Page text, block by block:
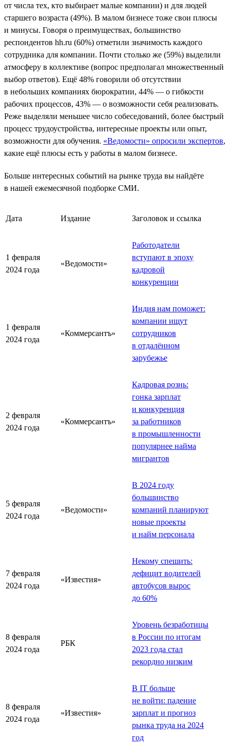
от числа тех, кто выбирает малые компании) и для людей
старшего возраста (49%). В малом бизнесе тоже свои плюсы
и минусы. Говоря о преимуществах, большинство
респондентов hh.ru (60%) отметили значимость каждого
сотрудника для компании. Почти столько же (59%) выделили
атмосферу в коллективе (вопрос предполагал множественный
выбор ответов). Ещё 48% говорили об отсутствии
в небольших компаниях бюрократии, 44% — о гибкости
рабочих процессов, 43% — о возможности себя реализовать.
Реже выделяли меньшее число собеседований, более быстрый
процесс трудоустройства, интересные проекты или опыт,
возможности для обучения. «Ведомости» опросили экспертов,
какие ещё плюсы есть у работы в малом бизнесе.
Больше интересных событий на рынке труда вы найдёте
в нашей ежемесячной подборке СМИ.
Дата Издание Заголовок и ссылка
1 февраля
2024 года
«Ведомости»
Работодатели
вступают в эпоху
кадровой
конкуренции
1 февраля
2024 года
«Коммерсантъ»
Индия нам поможет:
компании ищут
сотрудников
в отдалённом
зарубежье
2 февраля
2024 года
«Коммерсантъ»
Кадровая рознь:
гонка зарплат
и конкуренция
за работников
в промышленности
популярнее найма
мигрантов
5 февраля
2024 года
«Ведомости»
В 2024 году
большинство
компаний планируют
новые проекты
и найм персонала
7 февраля
2024 года
«Известия»
Некому спешить:
дефицит водителей
автобусов вырос
до 60%
8 февраля
2024 года
РБК
Уровень безработицы
в России по итогам
2023 года стал
рекордно низким
8 февраля
2024 года
«Известия»
В IT больше
не войти: падение
зарплат и прогноз
рынка труда на 2024
год